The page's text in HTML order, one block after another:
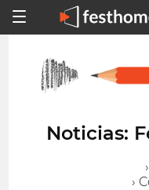
Noticias:
›